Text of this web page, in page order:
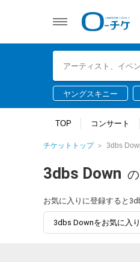
ヤングスキニー
TOP コンサート
チケットトップ 3dbs
3dbs Down
お気に入りに登録すると
3dbs Downをお気に入